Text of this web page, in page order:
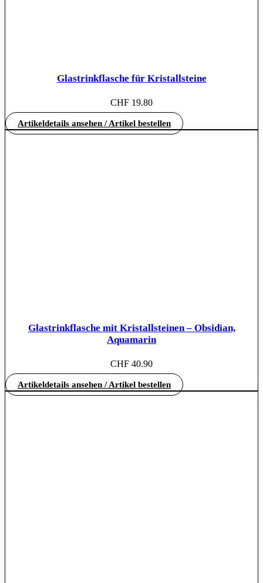
Glastrinkflasche für Kristallsteine
CHF 19.80
Artikeldetails ansehen / Artikel bestellen
Glastrinkflasche mit Kristallsteinen – Obsidian,
Aquamarin
CHF 40.90
Artikeldetails ansehen / Artikel bestellen